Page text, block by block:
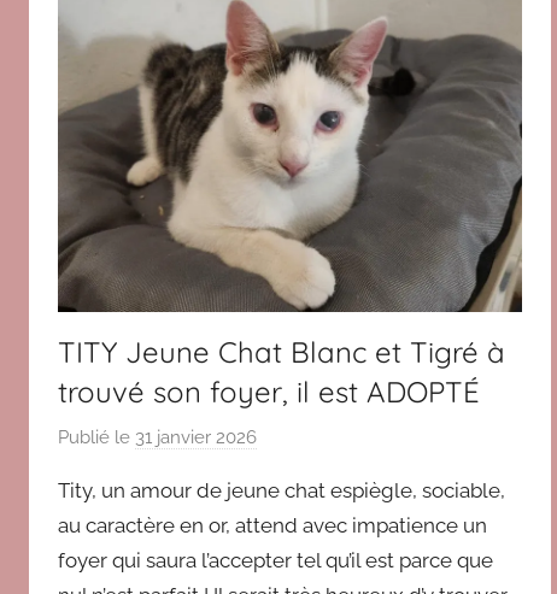
Paris
TITY Jeune Chat Blanc et Tigré à
trouvé son foyer, il est ADOPTÉ
Publié le 31 janvier 2026
r
V
E
Tity, un amour de jeune chat espiègle, sociable,
au caractère en or, attend avec impatience un
foyer qui saura l’accepter tel qu’il est parce que